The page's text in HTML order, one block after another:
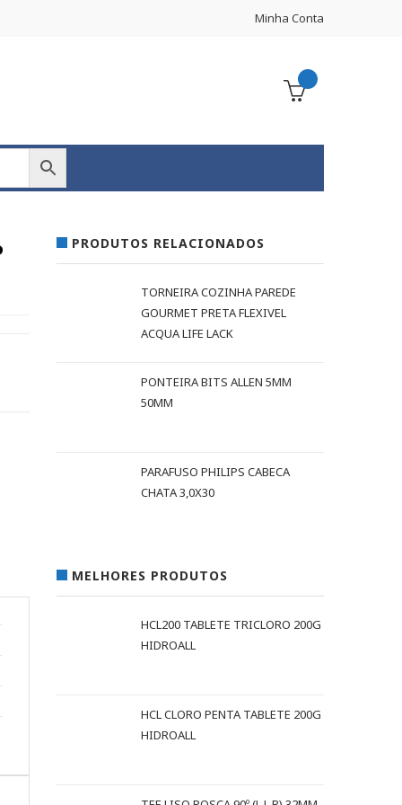
Minha Conta
PRODUTOS RELACIONADOS
TORNEIRA COZINHA PAREDE
GOURMET PRETA FLEXIVEL
ACQUA LIFE LACK
PONTEIRA BITS ALLEN 5MM
50MM
PARAFUSO PHILIPS CABECA
CHATA 3,0X30
MELHORES PRODUTOS
HCL200 TABLETE TRICLORO 200G
HIDROALL
HCL CLORO PENTA TABLETE 200G
HIDROALL